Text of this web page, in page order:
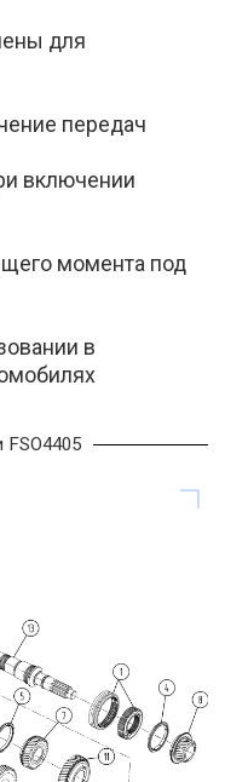
для
передач
включении
момента под
в